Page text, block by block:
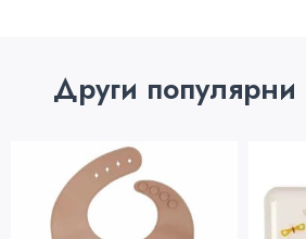
Други популярни